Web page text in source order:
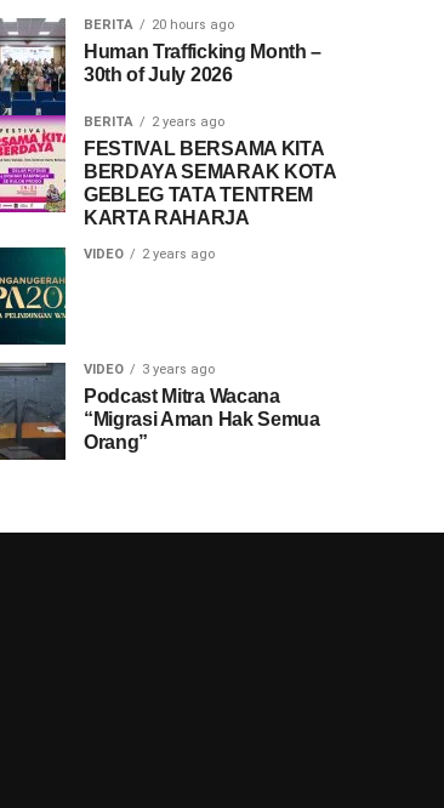
BERITA 20 hours ago
Human Trafficking Month –
30th of July 2026
BERITA 2 years ago
FESTIVAL BERSAMA KITA
BERDAYA SEMARAK KOTA
GEBLEG TATA TENTREM
KARTA RAHARJA
VIDEO 2 years ago
VIDEO 3 years ago
Podcast Mitra Wacana
“Migrasi Aman Hak Semua
Orang”